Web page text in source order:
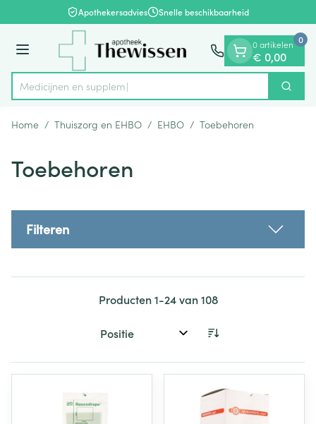
Ga naar de inhoudApothekersadvies Snelle beschikbaarheid
Menu
Product, merk, categorie...
Medici Zoek
0 artikelen
€ 0,00
0
Home / Thuiszorg en EHBO / EHBO / Toebehoren
Toebehoren
Filteren
Producten1-24van108
Sorteer op: